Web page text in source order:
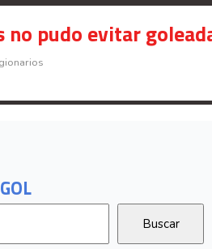
no pudo evitar